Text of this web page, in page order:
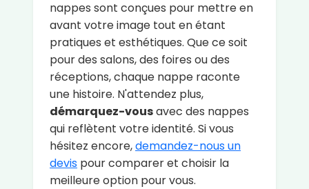
nappes sont conçues pour mettre en
avant votre image tout en étant
pratiques et esthétiques. Que ce soit
pour des salons, des foires ou des
réceptions, chaque nappe raconte
une histoire. N'attendez plus,
démarquez-vousavec des nappes
qui reflètent votre identité. Si vous
hésitez encore,demandez-nous un
devis pour comparer et choisir la
meilleure option pour vous.